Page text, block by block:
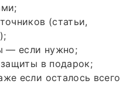
(статьи,
— если нужно;
в подарок;
если осталось всего